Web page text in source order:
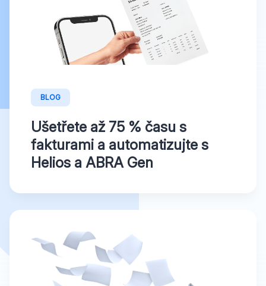
BLOG
Ušetřete až 75 % času s
fakturami a automatizujte s
Helios a ABRA Gen